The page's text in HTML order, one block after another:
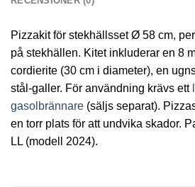
Pizzakit för stekhällsset Ø 58 cm,
på stekhällen. Kitet inkluderar en 8
cordierite (30 cm i diameter), en
stål-galler. För användning krävs ett
gasolbrännare (säljs separat).
en torr plats för att undvika skador.
LL (modell 2024).